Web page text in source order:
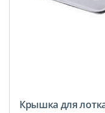
Крышка для